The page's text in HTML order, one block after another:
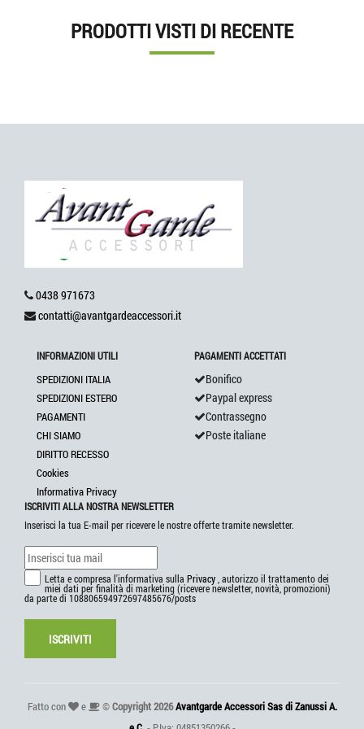
PRODOTTI VISTI DI RECENTE
0438 971673
contatti@avantgardeaccessori.it
INFORMAZIONI UTILI
SPEDIZIONI ITALIA
SPEDIZIONI ESTERO
PAGAMENTI
CHI SIAMO
DIRITTO RECESSO
Cookies
Informativa Privacy
PAGAMENTI ACCETTATI
Bonifico
Paypal express
Contrassegno
Poste italiane
ISCRIVITI ALLA NOSTRA NEWSLETTER
Inserisci la tua E-mail per ricevere le nostre offerte tramite newsletter.
Letta e compresa l'informativa sulla Privacy , autorizzo il trattamento dei
miei dati per finalità di marketing (ricevere newsletter, novità, promozioni)
da parte di 108806594972697485676/posts
ISCRIVITI
Fatto con e ©Copyright 2026Avantgarde Accessori Sas di Zanussi A.